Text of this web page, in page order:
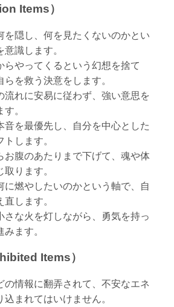
Items）
を隠し、何を見たくないのかとい
意識します。
らやってくるという幻想を捨て
らを救う決意をします。
流れに安易に従わず、強い意思を
。
音を最優先し、自分を中心とした
します。
お腹のあたりまで下げて、魂や体
ります。
に燃やしたいのかという軸で、自
します。
さな火を灯しながら、勇気を持っ
ます。
Items）
の情報に翻弄されて、不安なエネ
込まれてはいけません。